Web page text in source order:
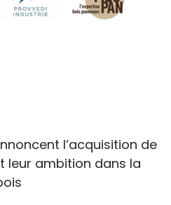
l’acquisition de
leur ambition dans la